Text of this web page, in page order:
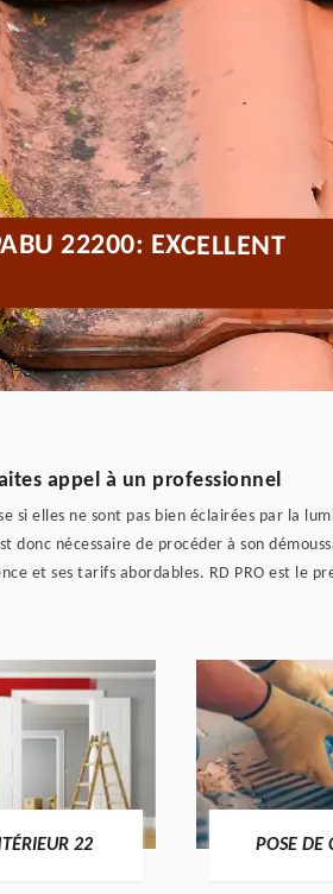
22200: EXCELLENT
appel à un professionnel
elles ne sont pas bien éclairées par la
donc nécessaire de procéder à son
et ses tarifs abordables. RD PRO est le
22 POSE DE